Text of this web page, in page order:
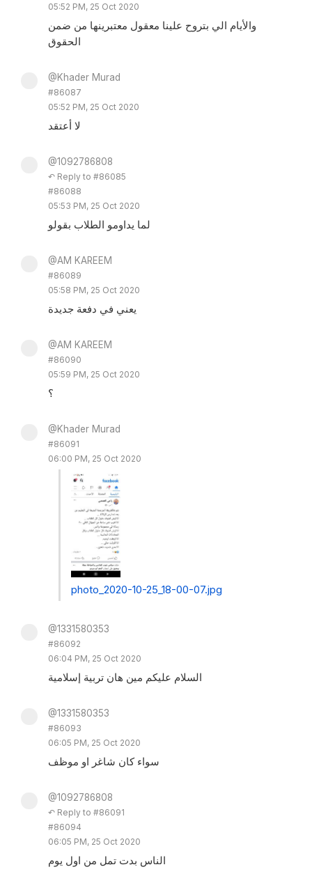
05:52 PM, 25 Oct 2020
والأيام الي بتروح علينا معقول معتبرينها من ضمن
الحقوق
@Khader Murad
#86087
05:52 PM, 25 Oct 2020
لا أعتقد
@1092786808
↶ Reply to #86085
#86088
05:53 PM, 25 Oct 2020
لما يداومو الطلاب بقولو
@AM KAREEM
#86089
05:58 PM, 25 Oct 2020
يعني في دفعة جديدة
@AM KAREEM
#86090
05:59 PM, 25 Oct 2020
؟
@Khader Murad
#86091
06:00 PM, 25 Oct 2020
photo_2020-10-25_18-00-07.jpg
@1331580353
#86092
06:04 PM, 25 Oct 2020
السلام عليكم مين هان تربية إسلامية
@1331580353
#86093
06:05 PM, 25 Oct 2020
سواء كان شاغر او موظف
@1092786808
↶ Reply to #86091
#86094
06:05 PM, 25 Oct 2020
الناس بدت تمل من اول يوم